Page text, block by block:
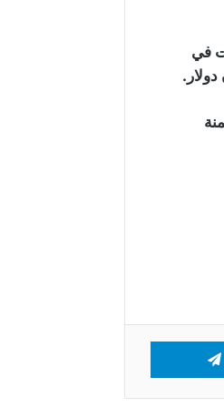
في
Telegram
سعر البيتكوين يتماسك عند 63 ألف دولار
هل
التفاصيل